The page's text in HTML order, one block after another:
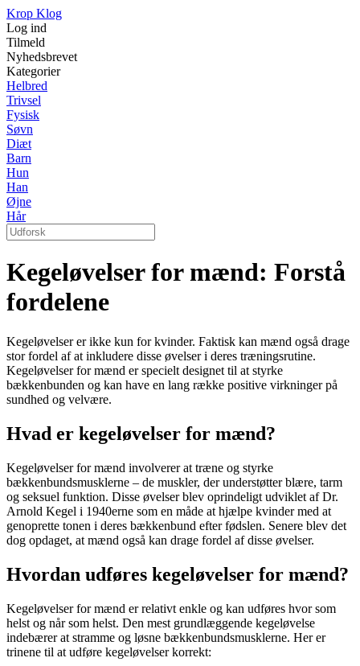
Krop Klog
Log ind
Tilmeld
Nyhedsbrevet
Kategorier
Helbred
Trivsel
Fysisk
Søvn
Diæt
Barn
Hun
Han
Øjne
Hår
Kegeløvelser for mænd: Forstå
fordelene
Kegeløvelser er ikke kun for kvinder. Faktisk kan mænd også drage
stor fordel af at inkludere disse øvelser i deres træningsrutine.
Kegeløvelser for mænd er specielt designet til at styrke
bækkenbunden og kan have en lang række positive virkninger på
sundhed og velvære.
Hvad er kegeløvelser for mænd?
Kegeløvelser for mænd involverer at træne og styrke
bækkenbundsmusklerne – de muskler, der understøtter blære, tarm
og seksuel funktion. Disse øvelser blev oprindeligt udviklet af Dr.
Arnold Kegel i 1940erne som en måde at hjælpe kvinder med at
genoprette tonen i deres bækkenbund efter fødslen. Senere blev det
dog opdaget, at mænd også kan drage fordel af disse øvelser.
Hvordan udføres kegeløvelser for mænd?
Kegeløvelser for mænd er relativt enkle og kan udføres hvor som
helst og når som helst. Den mest grundlæggende kegeløvelse
indebærer at stramme og løsne bækkenbundsmusklerne. Her er
trinene til at udføre kegeløvelser korrekt: